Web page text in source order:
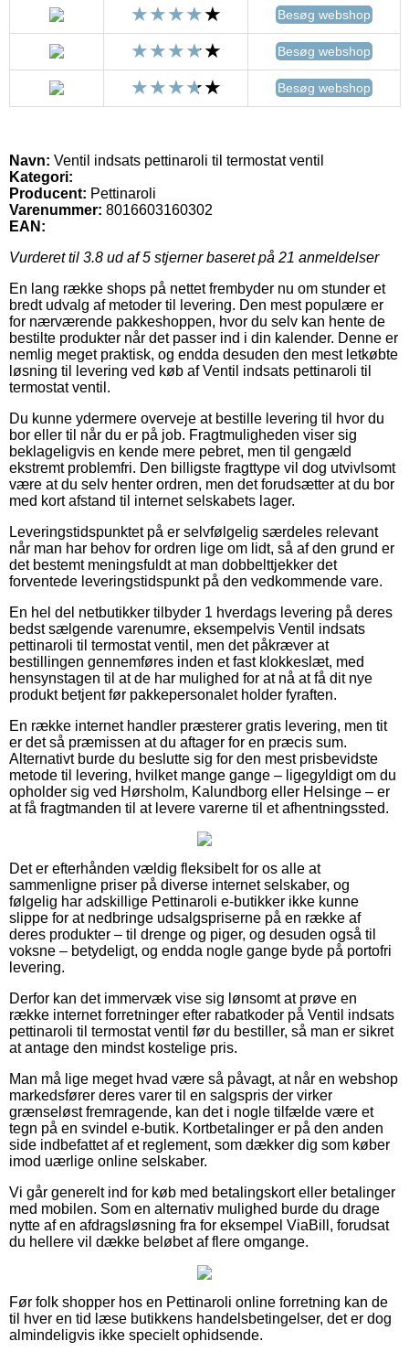
Besøg webshop
Besøg webshop
Besøg webshop
Navn: Ventil indsats pettinaroli til termostat ventil
Kategori:
Producent: Pettinaroli
Varenummer: 8016603160302
EAN:
Vurderet til 3.8 ud af 5 stjerner baseret på 21 anmeldelser
En lang række shops på nettet frembyder nu om stunder et
bredt udvalg af metoder til levering. Den mest populære er
for nærværende pakkeshoppen, hvor du selv kan hente de
bestilte produkter når det passer ind i din kalender. Denne er
nemlig meget praktisk, og endda desuden den mest letkøbte
løsning til levering ved køb af Ventil indsats pettinaroli til
termostat ventil.
Du kunne ydermere overveje at bestille levering til hvor du
bor eller til når du er på job. Fragtmuligheden viser sig
beklageligvis en kende mere pebret, men til gengæld
ekstremt problemfri. Den billigste fragttype vil dog utvivlsomt
være at du selv henter ordren, men det forudsætter at du bor
med kort afstand til internet selskabets lager.
Leveringstidspunktet på er selvfølgelig særdeles relevant
når man har behov for ordren lige om lidt, så af den grund er
det bestemt meningsfuldt at man dobbelttjekker det
forventede leveringstidspunkt på den vedkommende vare.
En hel del netbutikker tilbyder 1 hverdags levering på deres
bedst sælgende varenumre, eksempelvis Ventil indsats
pettinaroli til termostat ventil, men det påkræver at
bestillingen gennemføres inden et fast klokkeslæt, med
hensynstagen til at de har mulighed for at nå at få dit nye
produkt betjent før pakkepersonalet holder fyraften.
En række internet handler præsterer gratis levering, men tit
er det så præmissen at du aftager for en præcis sum.
Alternativt burde du beslutte sig for den mest prisbevidste
metode til levering, hvilket mange gange – ligegyldigt om du
opholder sig ved Hørsholm, Kalundborg eller Helsinge – er
at få fragtmanden til at levere varerne til et afhentningssted.
Det er efterhånden vældig fleksibelt for os alle at
sammenligne priser på diverse internet selskaber, og
følgelig har adskillige Pettinaroli e-butikker ikke kunne
slippe for at nedbringe udsalgspriserne på en række af
deres produkter – til drenge og piger, og desuden også til
voksne – betydeligt, og endda nogle gange byde på portofri
levering.
Derfor kan det immervæk vise sig lønsomt at prøve en
række internet forretninger efter rabatkoder på Ventil indsats
pettinaroli til termostat ventil før du bestiller, så man er sikret
at antage den mindst kostelige pris.
Man må lige meget hvad være så påvagt, at når en webshop
markedsfører deres varer til en salgspris der virker
grænseløst fremragende, kan det i nogle tilfælde være et
tegn på en svindel e-butik. Kortbetalinger er på den anden
side indbefattet af et reglement, som dækker dig som køber
imod uærlige online selskaber.
Vi går generelt ind for køb med betalingskort eller betalinger
med mobilen. Som en alternativ mulighed burde du drage
nytte af en afdragsløsning fra for eksempel ViaBill, forudsat
du hellere vil dække beløbet af flere omgange.
Før folk shopper hos en Pettinaroli online forretning kan de
til hver en tid læse butikkens handelsbetingelser, det er dog
almindeligvis ikke specielt ophidsende.